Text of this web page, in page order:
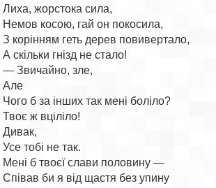
Лиха, жорстока сила,
Немов косою, гай он покосила,
З корінням геть дерев повивертало,
А скільки гнізд не стало!
— Звичайно, зле,
Але
Чого б за інших так мені боліло?
Твоє ж вціліло!
Дивак,
Усе тобі не так.
Мені б твоєї слави половину —
Співав би я від щастя без упину